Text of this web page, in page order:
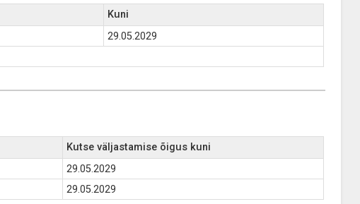
Kuni
29.05.2029
Kutse väljastamise õigus kuni
29.05.2029
29.05.2029